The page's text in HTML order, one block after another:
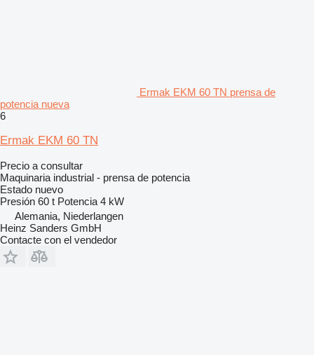
Ermak EKM 60 TN prensa de
potencia nueva
6
Ermak EKM 60 TN
Precio a consultar
Maquinaria industrial - prensa de potencia
Estado nuevo
Presión 60 t Potencia 4 kW
Alemania, Niederlangen
Heinz Sanders GmbH
Contacte con el vendedor